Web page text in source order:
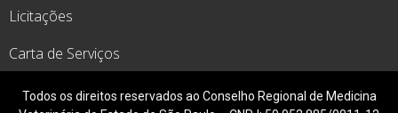
Licitações
Carta de Serviços
Todos os direitos reservados ao Conselho Regional de Medicina